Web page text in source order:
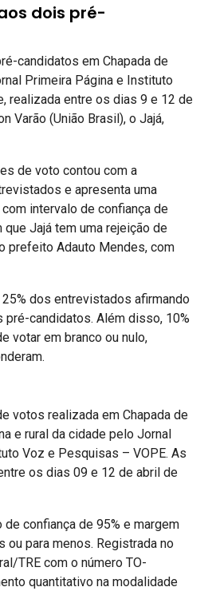
dois pré-
candidatos em Chapada de
Primeira Página e Instituto
realizada entre os dias 9 e 12 de
Varão (União Brasil), o Jajá,
de voto contou com a
e apresenta uma
intervalo de confiança de
que Jajá tem uma rejeição de
prefeito Adauto Mendes, com
dos entrevistados afirmando
pré-candidatos. Além disso, 10%
votar em branco ou nulo,
votos realizada em Chapada de
e rural da cidade pelo Jornal
Voz e Pesquisas – VOPE. As
os dias 09 e 12 de abril de
confiança de 95% e margem
ou para menos. Registrada no
TRE com o número TO-
quantitativo na modalidade